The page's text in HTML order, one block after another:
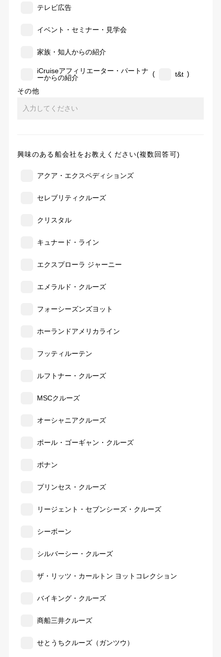
テレビ広告
イベント・セミナー・見学会
家族・知人からの紹介
iCruiseアフィリエーター・パートナ
ーからの紹介
( t&t )
その他
興味のある船会社をお教えください(複数回答可)
アクア・エクスペディションズ
セレブリティクルーズ
クリスタル
キュナード・ライン
エクスプローラ ジャーニー
エメラルド・クルーズ
フォーシーズンズヨット
ホーランドアメリカライン
フッティルーテン
ルフトナー・クルーズ
MSCクルーズ
オーシャニアクルーズ
ポール・ゴーギャン・クルーズ
ポナン
プリンセス・クルーズ
リージェント・セブンシーズ・クルーズ
シーボーン
シルバーシー・クルーズ
ザ・リッツ・カールトン ヨットコレクション
バイキング・クルーズ
商船三井クルーズ
せとうちクルーズ（ガンツウ）